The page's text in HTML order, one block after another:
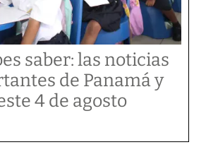
saber: las noticias
de Panamá y
4 de agosto